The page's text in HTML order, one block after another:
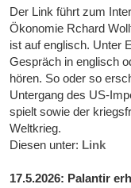
Der Link führt zum
Ökonomie Rchard
ist auf englisch. Unter
Gespräch in englisch
hören. So oder so
Untergang des US-
spielt sowie der
Weltkrieg.
Diesen unter: Link
17.5.2026: Palantir